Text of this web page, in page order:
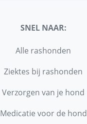
SNEL NAAR:
Alle rashonden
Ziektes bij rashonden
Verzorgen van je hond
Medicatie voor de hond